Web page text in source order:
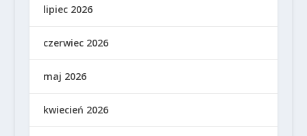
lipiec 2026
czerwiec 2026
maj 2026
kwiecień 2026